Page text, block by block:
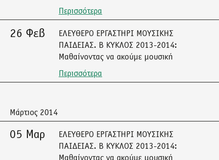
Περισσότερα
26 Φεβ
ΕΛΕΥΘΕΡΟ ΕΡΓΑΣΤΗΡΙ ΜΟΥΣΙΚΗΣ
ΠΑΙΔΕΙΑΣ. Β ΚΥΚΛΟΣ 2013-2014:
Μαθαίνοντας να ακούμε μουσική
Περισσότερα
Μάρτιος 2014
05 Μαρ
ΕΛΕΥΘΕΡΟ ΕΡΓΑΣΤΗΡΙ ΜΟΥΣΙΚΗΣ
ΠΑΙΔΕΙΑΣ. Β ΚΥΚΛΟΣ 2013-2014: